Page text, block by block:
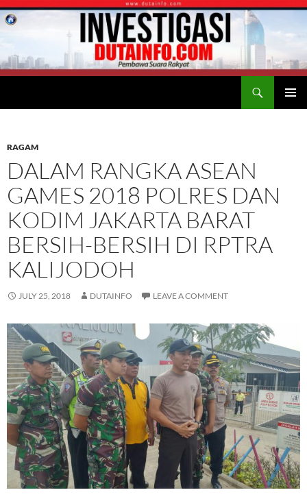
RAGAM
DALAM RANGKA ASEAN
GAMES 2018 POLRES DAN
KODIM JAKARTA BARAT
BERSIH-BERSIH DI RPTRA
KALIJODOH
JULY 25, 2018 DUTAINFO LEAVE A COMMENT